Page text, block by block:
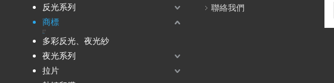
反光系列
商標
多彩反光、夜光紗
夜光系列
拉片
聯絡我們